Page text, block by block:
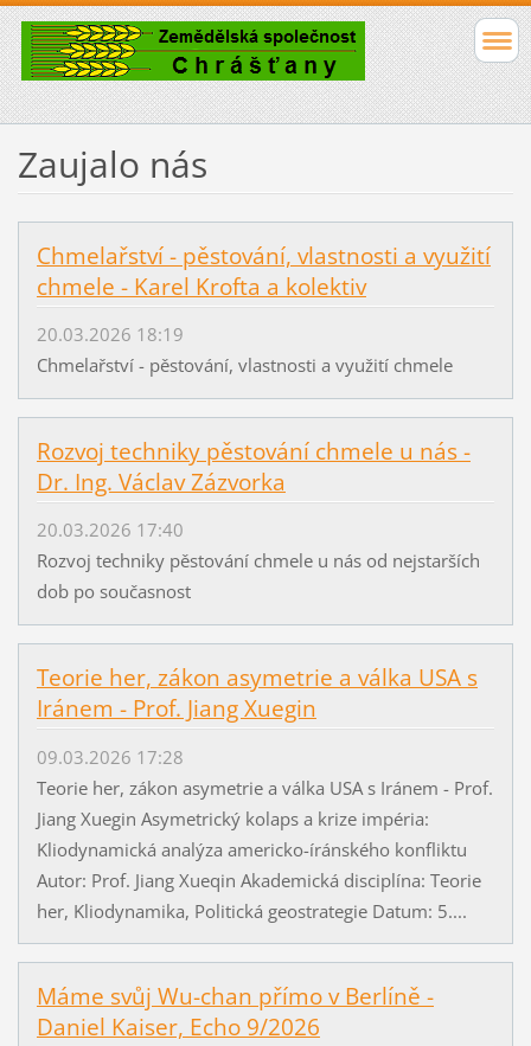
Zaujalo nás
Chmelařství - pěstování, vlastnosti a využití
chmele - Karel Krofta a kolektiv
20.03.2026 18:19
Chmelařství - pěstování, vlastnosti a využití chmele
Rozvoj techniky pěstování chmele u nás -
Dr. Ing. Václav Zázvorka
20.03.2026 17:40
Rozvoj techniky pěstování chmele u nás od nejstarších
dob po současnost
Teorie her, zákon asymetrie a válka USA s
Iránem - Prof. Jiang Xuegin
09.03.2026 17:28
Teorie her, zákon asymetrie a válka USA s Iránem - Prof.
Jiang Xuegin Asymetrický kolaps a krize impéria:
Kliodynamická analýza americko-íránského konfliktu
Autor: Prof. Jiang Xueqin Akademická disciplína: Teorie
her, Kliodynamika, Politická geostrategie Datum: 5....
Máme svůj Wu-chan přímo v Berlíně -
Daniel Kaiser, Echo 9/2026